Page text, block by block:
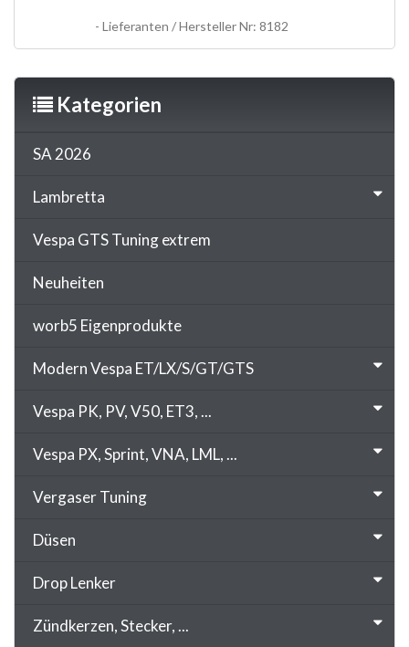
- Lieferanten / Hersteller Nr: 8182
Kategorien
SA 2026
Lambretta
Vespa GTS Tuning extrem
Neuheiten
worb5 Eigenprodukte
Modern Vespa ET/LX/S/GT/GTS
Vespa PK, PV, V50, ET3, ...
Vespa PX, Sprint, VNA, LML, ...
Vergaser Tuning
Düsen
Drop Lenker
Zündkerzen, Stecker, ...